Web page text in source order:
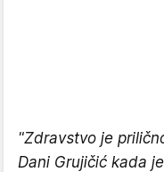
"Zdravstvo je
Dani Grujičić kada